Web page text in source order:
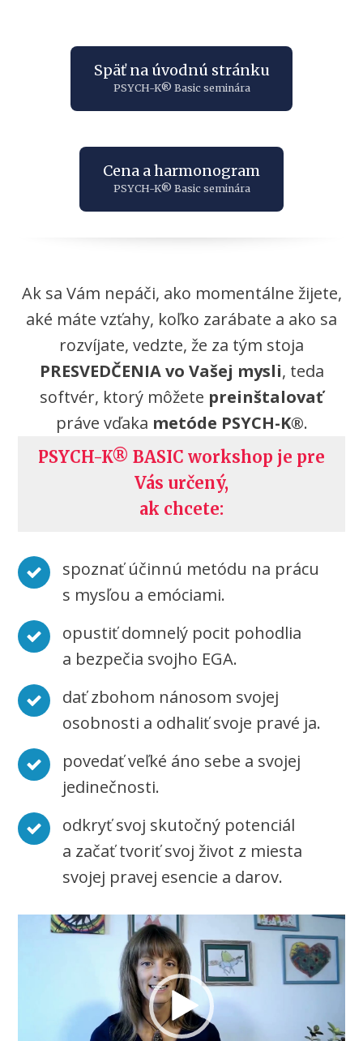
Späť na úvodnú stránku
PSYCH-K® Basic seminára
Cena a harmonogram
PSYCH-K® Basic seminára
Ak sa Vám nepáči, ako momentálne žijete,
aké máte vzťahy, koľko zarábate a ako sa
rozvíjate, vedzte, že za tým stoja
PRESVEDČENIA vo Vašej mysli, teda
softvér, ktorý môžete preinštalovať
práve vďaka metóde PSYCH-K®.
PSYCH-K® BASIC workshop je pre
Vás určený,
ak chcete:
spoznať účinnú metódu na prácu
s mysľou a emóciami.
opustiť domnelý pocit pohodlia
a bezpečia svojho EGA.
dať zbohom nánosom svojej
osobnosti a odhaliť svoje pravé ja.
povedať veľké áno sebe a svojej
jedinečnosti.
odkryť svoj skutočný potenciál
a začať tvoriť svoj život z miesta
svojej pravej esencie a darov.